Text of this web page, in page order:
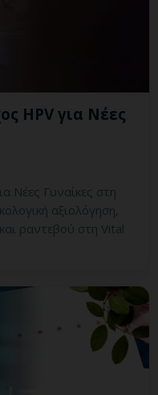
HPV για Νέες
Νέες Γυναίκες στη
αξιολόγηση,
ραντεβού στη Vital